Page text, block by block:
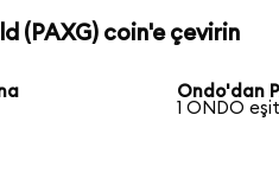
(PAXG) coin'e çevirin
Ondo'dan
1 ONDO